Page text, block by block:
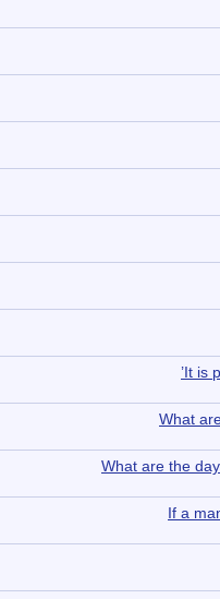
It is
What are the
If a